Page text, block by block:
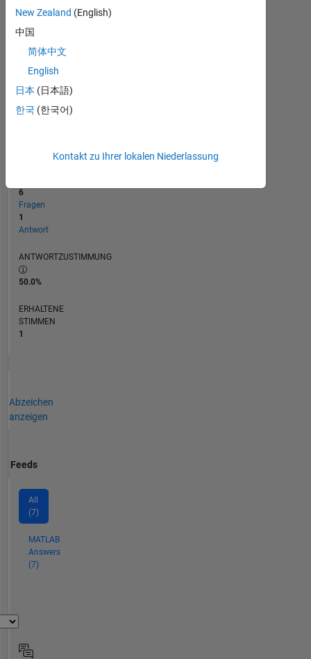
01/25 04/25
RANG
23.906
302.023
6
Fragen
1
Antwort
ANTWORTZUSTIMMUNG
50.0%
ERHALTENE
STIMMEN
1
Abzeichen
anzeigen
Feeds
All
(7)
MATLAB
Answers
(7)
New Zealand (English)
中国
简体中文
English
日本 (日本語)
한국 (한국어)
Kontakt zu Ihrer lokalen Niederlassung